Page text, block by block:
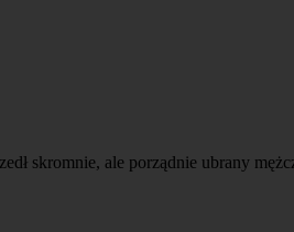
skromnie, ale porządnie ubrany